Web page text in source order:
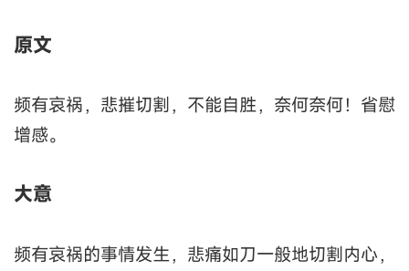
原文
频有哀祸，悲摧切割，不能自胜，奈何奈何！省慰
增感。
大意
频有哀祸的事情发生，悲痛如刀一般地切割内心，